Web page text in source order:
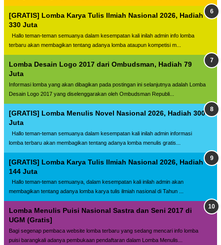
[GRATIS] Lomba Karya Tulis Ilmiah Nasional 2026, Hadiah
330 Juta
Hallo teman-teman semuanya dalam kesempatan kali inilah admin info lomba
terbaru akan membagikan tentang adanya lomba ataupun kompetisi m...
Lomba Desain Logo 2017 dari Ombudsman, Hadiah 79
Juta
Informasi lomba yang akan dibagikan pada postingan ini selanjutnya adalah Lomba
Desain Logo 2017 yang diselenggarakan oleh Ombudsman Republi...
[GRATIS] Lomba Menulis Novel Nasional 2026, Hadiah 300
Juta
Hallo teman-teman semuanya dalam kesempatan kali inilah admin informasi
lomba terbaru akan membagikan tentang adanya lomba menulis gratis...
[GRATIS] Lomba Karya Tulis Ilmiah Nasional 2026, Hadiah
144 Juta
Hallo teman-teman semuanya, dalam kesempatan kali inilah admin akan
membagikan tentang adanya lomba karya tulis ilmiah nasional di Tahun ...
Lomba Menulis Puisi Nasional Sastra dan Seni 2017 di
UGM (Gratis]
Bagi segenap pembaca website lomba terbaru yang sedang mencari info lomba
puisi barangkali adanya pembukaan pendaftaran dalam Lomba Menulis...